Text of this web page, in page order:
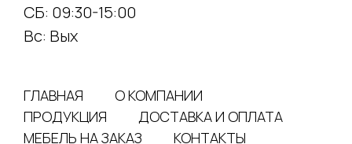
СБ: 09:30-15:00
Вс: Вых
ГЛАВНАЯ
О КОМПАНИИ
ПРОДУКЦИЯ
ДОСТАВКА И ОПЛАТА
МЕБЕЛЬ НА ЗАКАЗ
КОНТАКТЫ